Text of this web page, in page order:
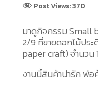
Post Views:370
มาดูกิจกรรม Small
2/9 ที่ขายดอกไม้ปร
paper craft) จำนวน
งานนี้สินค้าน่ารัก พ่อ